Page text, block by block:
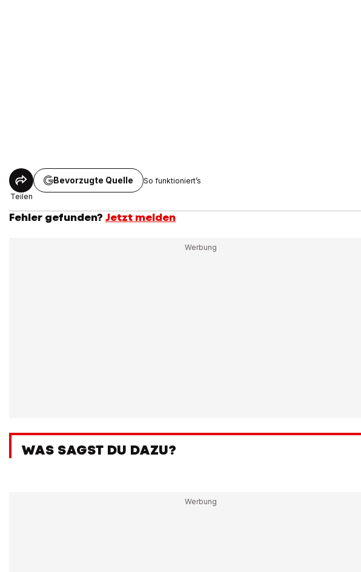
Teilen
Bevorzugte Quelle So funktioniert’s
Fehler gefunden? Jetzt melden
WAS SAGST DU DAZU?